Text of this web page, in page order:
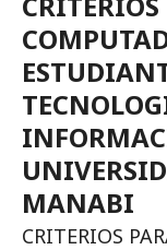
MANABI
CRITERIOS